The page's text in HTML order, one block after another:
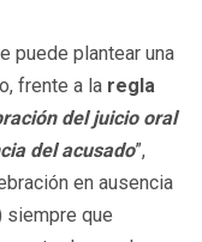
puede plantear una
frente a la regla
del juicio oral
del acusado”,
en ausencia
siempre que